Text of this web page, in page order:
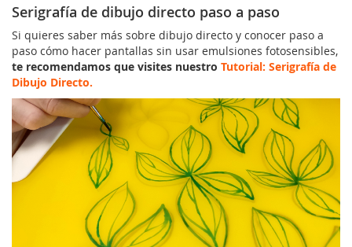
Serigrafía de dibujo directo paso a paso
Si quieres saber más sobre dibujo directo y conocer paso a
paso cómo hacer pantallas sin usar emulsiones fotosensibles,
te recomendamos que visites nuestro Tutorial: Serigrafía de
Dibujo Directo.